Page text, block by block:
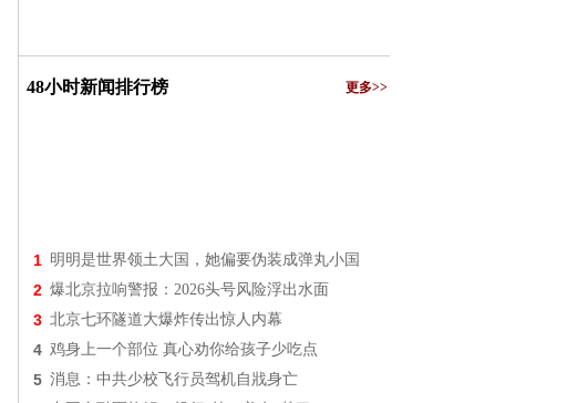
48小时新闻排行榜 更多>>
1 明明是世界领土大国，她偏要伪装成弹丸小国
2 爆北京拉响警报：2026头号风险浮出水面
3 北京七环隧道大爆炸传出惊人内幕
4 鸡身上一个部位 真心劝你给孩子少吃点
5 消息：中共少校飞行员驾机自戕身亡